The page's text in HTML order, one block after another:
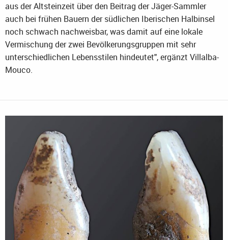
aus der Altsteinzeit über den Beitrag der Jäger-Sammler
auch bei frühen Bauern der südlichen Iberischen Halbinsel
noch schwach nachweisbar, was damit auf eine lokale
Vermischung der zwei Bevölkerungsgruppen mit sehr
unterschiedlichen Lebensstilen hindeutet", ergänzt Villalba-
Mouco.